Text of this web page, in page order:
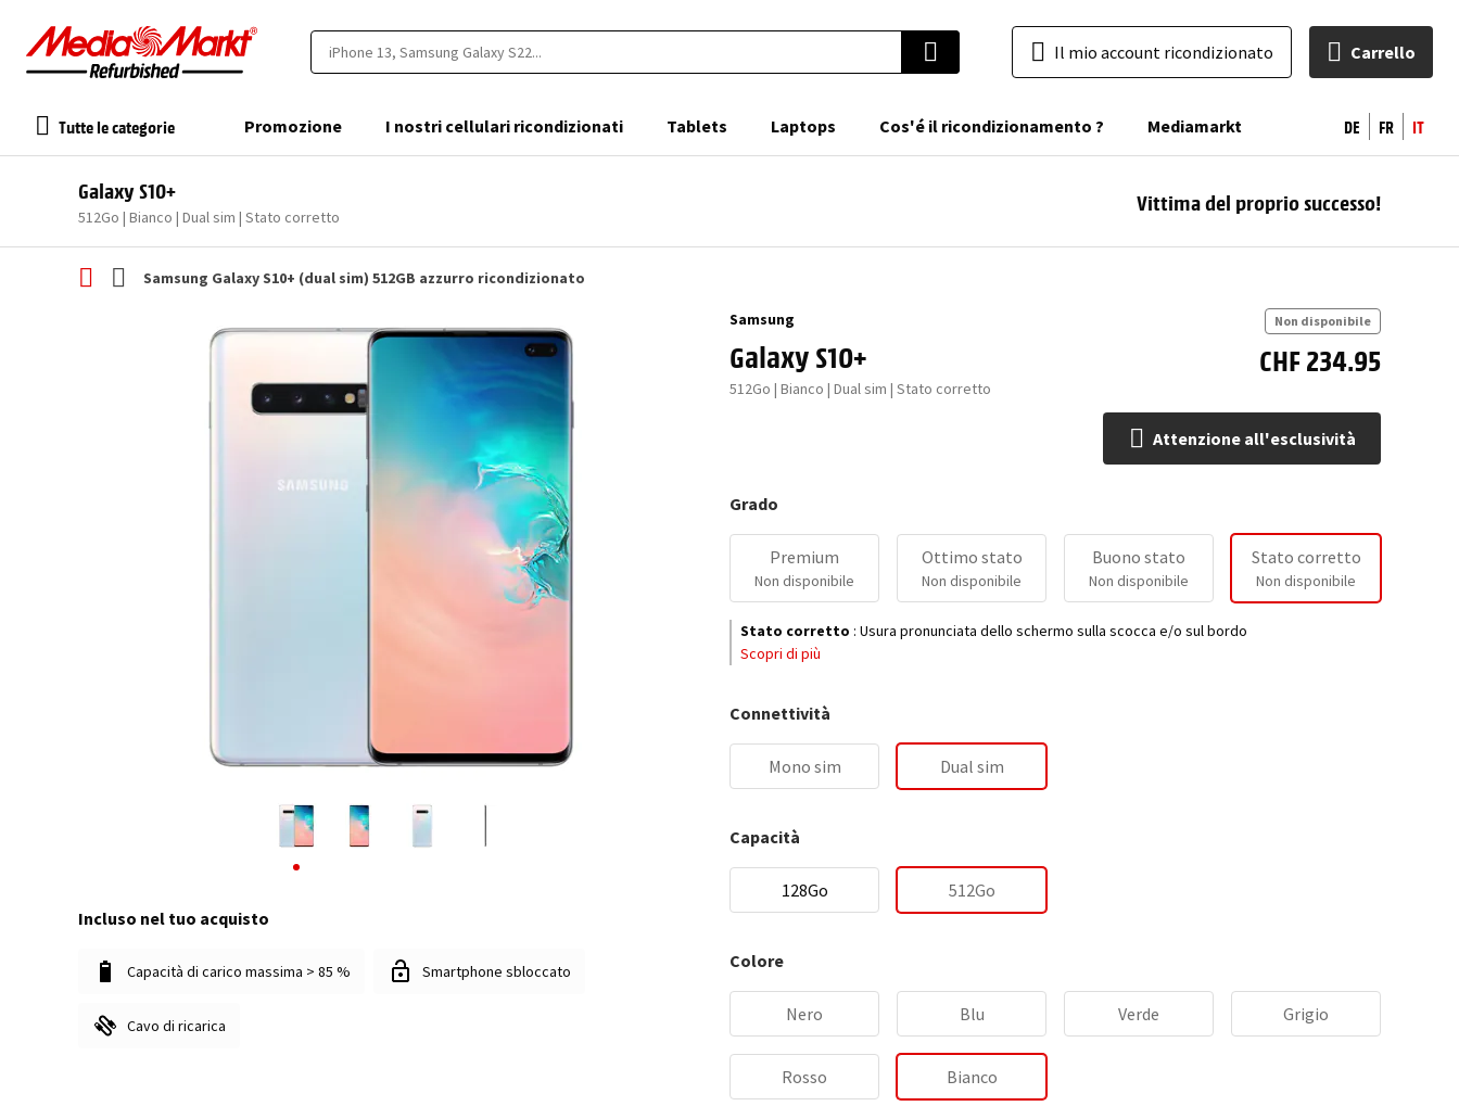
Il mio account ricondizionato Carrello
Tutte le categorie Promozione I nostri cellulari ricondizionati Tablets Laptops Cos'é il ricondizionamento ? Mediamarkt DE FR IT
Galaxy S10+
512Go | Bianco | Dual sim | Stato corretto
Vittima del proprio successo!
Samsung Galaxy S10+ (dual sim) 512GB azzurro ricondizionato
Samsung
Galaxy S10+
512Go | Bianco | Dual sim | Stato corretto
Non disponibile
Incluso nel tuo acquisto
Capacità di carico massima > 85 % Smartphone sbloccato
Cavo di ricarica
CHF 234.95
Attenzione all'esclusività
Grado
Premium
Non disponibile
Ottimo stato
Non disponibile
Buono stato
Non disponibile
Stato corretto
Non disponibile
Stato corretto : Usura pronunciata dello schermo sulla scocca e/o sul bordo
Scopri di più
Connettività
Mono sim Dual sim
Capacità
128Go 512Go
Colore
Nero Blu Verde Grigio
Rosso Bianco